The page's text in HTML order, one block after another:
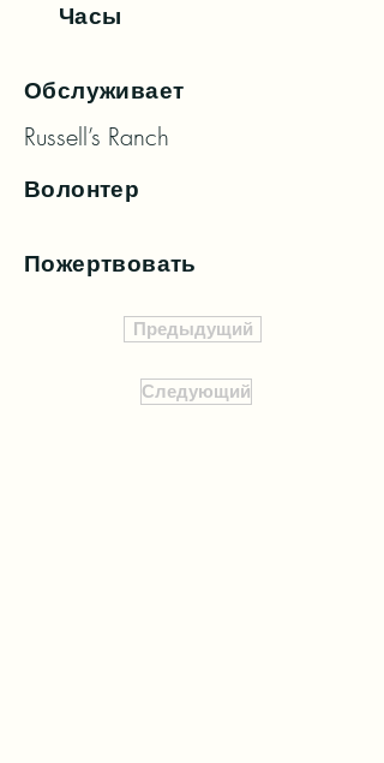
Часы
Обслуживает
Russell’s Ranch
Волонтер
Пожертвовать
Предыдущий
Следующий